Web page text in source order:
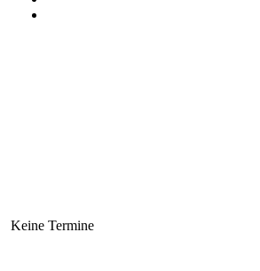
Keine Termine